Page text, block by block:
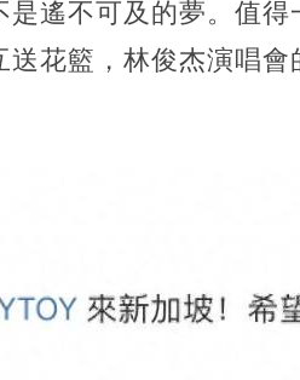
遙不可及的夢。值
花籃，林俊杰演唱